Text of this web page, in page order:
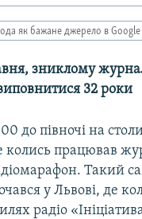
як бажане джерело в Google
зниклому
32 роки
до півночі на
працював
Такий
у Львові, де
радіо